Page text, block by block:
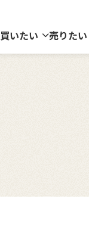
買いたい 売りたい